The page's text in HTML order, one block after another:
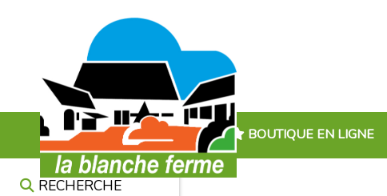
BOUTIQUE EN LIGNE
RECHERCHE